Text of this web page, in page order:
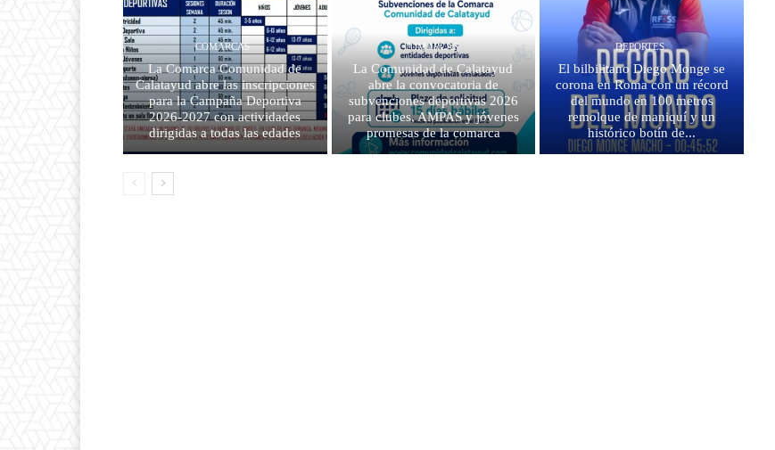
COMARCAS
La Comarca Comunidad de
Calatayud abre las inscripciones
para la Campaña Deportiva
2026-2027 con actividades
dirigidas a todas las edades
COMARCAS
La Comunidad de Calatayud
abre la convocatoria de
subvenciones deportivas 2026
para clubes, AMPAS y jóvenes
promesas de la comarca
DEPORTES
El bilbilitano Diego Monge se
corona en Roma con un récord
del mundo en 100 metros
remolque de maniquí y un
histórico botín de...